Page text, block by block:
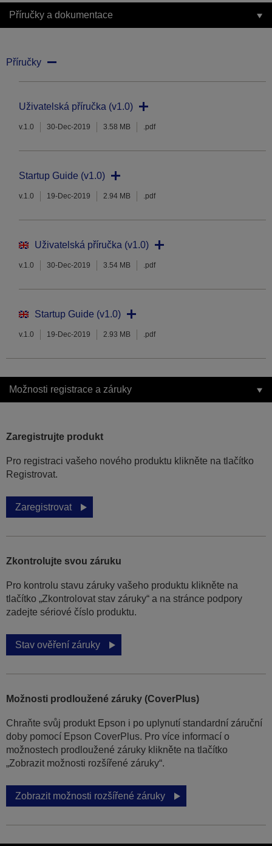
Příručky a dokumentace
Příručky
Uživatelská příručka (v1.0)
v.1.0 30-Dec-2019 3.58 MB .pdf
Startup Guide (v1.0)
v.1.0 19-Dec-2019 2.94 MB .pdf
Uživatelská příručka (v1.0)
v.1.0 30-Dec-2019 3.54 MB .pdf
Startup Guide (v1.0)
v.1.0 19-Dec-2019 2.93 MB .pdf
Možnosti registrace a záruky
Zaregistrujte produkt
Pro registraci vašeho nového produktu klikněte na tlačítko
Registrovat.
Zaregistrovat
Zkontrolujte svou záruku
Pro kontrolu stavu záruky vašeho produktu klikněte na
tlačítko „Zkontrolovat stav záruky“ a na stránce podpory
zadejte sériové číslo produktu.
Stav ověření záruky
Možnosti prodloužené záruky (CoverPlus)
Chraňte svůj produkt Epson i po uplynutí standardní záruční
doby pomocí Epson CoverPlus. Pro více informací o
možnostech prodloužené záruky klikněte na tlačítko
„Zobrazit možnosti rozšířené záruky“.
Zobrazit možnosti rozšířené záruky